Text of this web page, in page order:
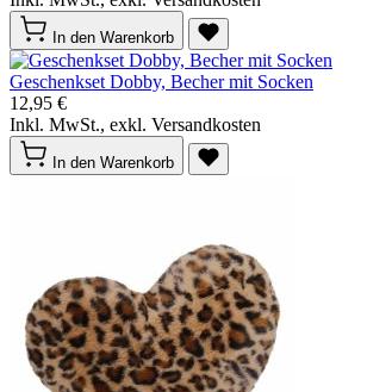
In den Warenkorb
Geschenkset Dobby, Becher mit Socken
12,95 €
Inkl. MwSt., exkl. Versandkosten
In den Warenkorb